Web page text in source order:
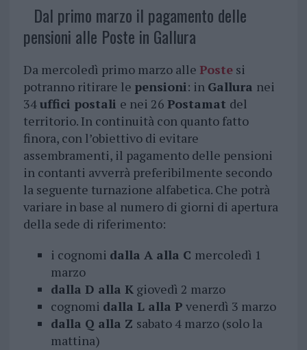
Dal primo marzo il pagamento delle
pensioni alle Poste in Gallura
Da mercoledì primo marzo alle Postesi
potranno ritirare le pensioni: in Gallura nei
34uffici postali e nei 26 Postamat del
territorio. In continuità con quanto fatto
finora, con l’obiettivo di evitare
assembramenti, il pagamento delle pensioni
in contanti avverrà preferibilmente secondo
la seguente turnazione alfabetica. Che potrà
variare in base al numero di giorni di apertura
della sede di riferimento:
i cognomi dalla A alla C mercoledì 1
marzo
dalla D alla Kgiovedì 2 marzo
cognomi dalla L alla P venerdì 3 marzo
dalla Q alla Z sabato 4 marzo (solo la
mattina)